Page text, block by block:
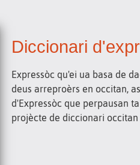
Diccionari
Expressòc qu'ei ua basa de
deus arreproèrs en occitan,
d'Expressòc que perpausan
projècte de diccionari